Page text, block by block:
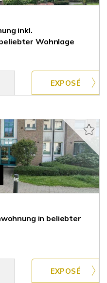
inkl.
Wohnlage
in beliebter